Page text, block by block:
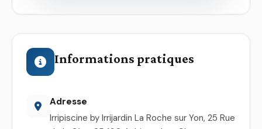
Informations pratiques
Adresse
Irripiscine by Irrijardin La Roche sur Yon, 25 Rue